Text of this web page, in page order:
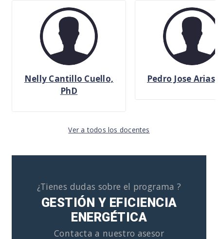
Nelly Cantillo Cuello,
PhD
Pedro Jose
Ver a todos los docentes
¿Tienes dudas sobre el programa ?
GESTIÓN Y EFICIENCIA
ENERGÉTICA
Contacta a nuestro asesor